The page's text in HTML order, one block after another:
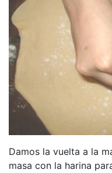
Damos la vuelta a la
masa con la harina